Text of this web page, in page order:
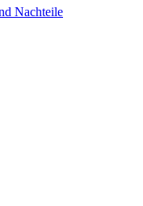
Nachteile